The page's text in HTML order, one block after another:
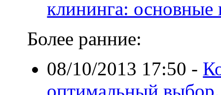
клининга: основные
Более ранние:
08/10/2013 17:50 -
оптимальный выбор.